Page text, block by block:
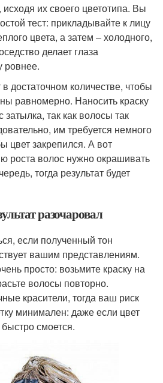
их своего цветотипа. Вы
тест: прикладывайте к лицу
цвета, а затем – холодного,
делает глаза
ровнее.
в достаточном количестве, чтобы
равномерно. Наносить краску
так как волосы так
им требуется немного
цвет закрепился. А вот
роста волос нужно окрашивать
тогда результат будет
разочаровал
если полученный тон
вашим представлениям.
просто: возьмите краску на
волосы повторно.
красители, тогда ваш риск
минимален: даже если цвет
смоется.